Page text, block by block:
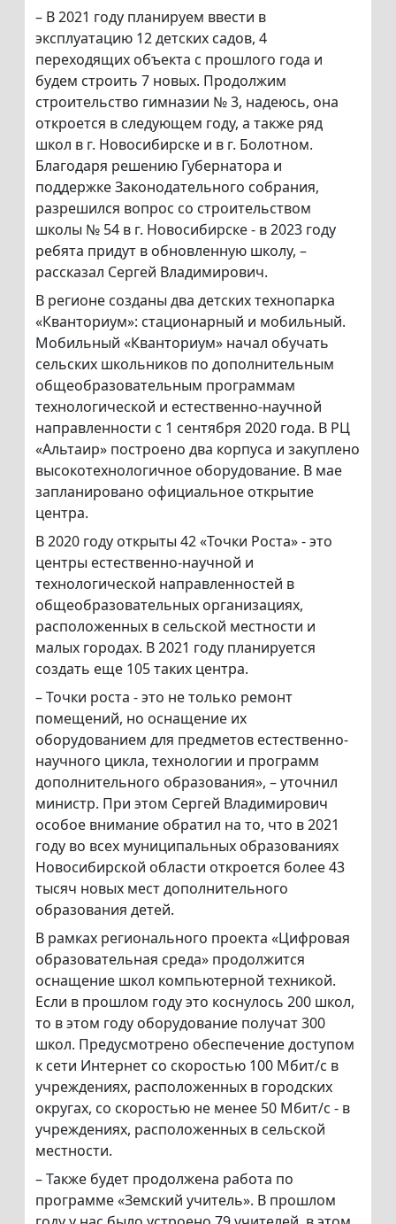
– В 2021 году планируем ввести в
эксплуатацию 12 детских садов, 4
переходящих объекта с прошлого года и
будем строить 7 новых. Продолжим
строительство гимназии № 3, надеюсь, она
откроется в следующем году, а также ряд
школ в г. Новосибирске и в г. Болотном.
Благодаря решению Губернатора и
поддержке Законодательного собрания,
разрешился вопрос со строительством
школы № 54 в г. Новосибирске - в 2023 году
ребята придут в обновленную школу, –
рассказал Сергей Владимирович.
В регионе созданы два детских технопарка
«Кванториум»: стационарный и мобильный.
Мобильный «Кванториум» начал обучать
сельских школьников по дополнительным
общеобразовательным программам
технологической и естественно-научной
направленности с 1 сентября 2020 года. В РЦ
«Альтаир» построено два корпуса и закуплено
высокотехнологичное оборудование. В мае
запланировано официальное открытие
центра.
В 2020 году открыты 42 «Точки Роста» - это
центры естественно-научной и
технологической направленностей в
общеобразовательных организациях,
расположенных в сельской местности и
малых городах. В 2021 году планируется
создать еще 105 таких центра.
– Точки роста - это не только ремонт
помещений, но оснащение их
оборудованием для предметов естественно-
научного цикла, технологии и программ
дополнительного образования», – уточнил
министр. При этом Сергей Владимирович
особое внимание обратил на то, что в 2021
году во всех муниципальных образованиях
Новосибирской области откроется более 43
тысяч новых мест дополнительного
образования детей.
В рамках регионального проекта «Цифровая
образовательная среда» продолжится
оснащение школ компьютерной техникой.
Если в прошлом году это коснулось 200 школ,
то в этом году оборудование получат 300
школ. Предусмотрено обеспечение доступом
к сети Интернет со скоростью 100 Мбит/c в
учреждениях, расположенных в городских
округах, со скоростью не менее 50 Мбит/c - в
учреждениях, расположенных в сельской
местности.
– Также будет продолжена работа по
программе «Земский учитель». В прошлом